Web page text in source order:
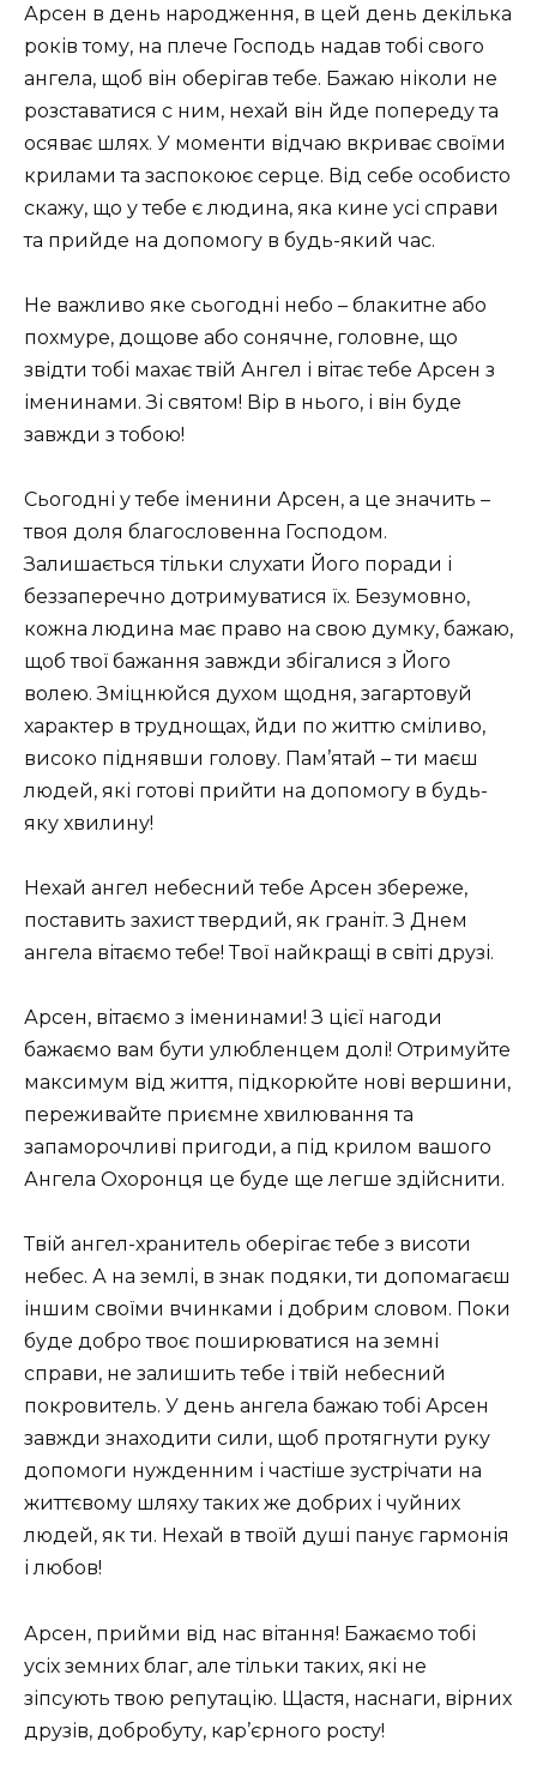
Арсен в день народження, в цей день декілька
років тому, на плече Господь надав тобі свого
ангела, щоб він оберігав тебе. Бажаю ніколи не
розставатися с ним, нехай він йде попереду та
осяває шлях. У моменти відчаю вкриває своїми
крилами та заспокоює серце. Від себе особисто
скажу, що у тебе є людина, яка кине усі справи
та прийде на допомогу в будь-який час.
Не важливо яке сьогодні небо – блакитне або
похмуре, дощове або сонячне, головне, що
звідти тобі махає твій Ангел і вітає тебе Арсен з
іменинами. Зі святом! Вір в нього, і він буде
завжди з тобою!
Сьогодні у тебе іменини Арсен, а це значить –
твоя доля благословенна Господом.
Залишається тільки слухати Його поради і
беззаперечно дотримуватися їх. Безумовно,
кожна людина має право на свою думку, бажаю,
щоб твої бажання завжди збігалися з Його
волею. Зміцнюйся духом щодня, загартовуй
характер в труднощах, йди по життю сміливо,
високо піднявши голову. Пам’ятай – ти маєш
людей, які готові прийти на допомогу в будь-
яку хвилину!
Нехай ангел небесний тебе Арсен збереже,
поставить захист твердий, як граніт. З Днем
ангела вітаємо тебе! Твої найкращі в світі друзі.
Арсен, вітаємо з іменинами! З цієї нагоди
бажаємо вам бути улюбленцем долі! Отримуйте
максимум від життя, підкорюйте нові вершини,
переживайте приємне хвилювання та
запаморочливі пригоди, а під крилом вашого
Ангела Охоронця це буде ще легше здійснити.
Твій ангел-хранитель оберігає тебе з висоти
небес. А на землі, в знак подяки, ти допомагаєш
іншим своїми вчинками і добрим словом. Поки
буде добро твоє поширюватися на земні
справи, не залишить тебе і твій небесний
покровитель. У день ангела бажаю тобі Арсен
завжди знаходити сили, щоб протягнути руку
допомоги нужденним і частіше зустрічати на
життєвому шляху таких же добрих і чуйних
людей, як ти. Нехай в твоїй душі панує гармонія
і любов!
Арсен, прийми від нас вітання! Бажаємо тобі
усіх земних благ, але тільки таких, які не
зіпсують твою репутацію. Щастя, наснаги, вірних
друзів, добробуту, кар’єрного росту!